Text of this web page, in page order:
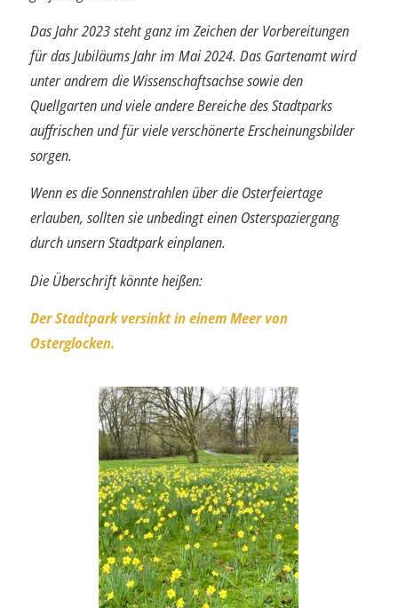
Das Jahr 2023 steht ganz im Zeichen der Vorbereitungen
für das Jubiläums Jahr im Mai 2024. Das Gartenamt wird
unter andrem die Wissenschaftsachse sowie den
Quellgarten und viele andere Bereiche des Stadtparks
auffrischen und für viele verschönerte Erscheinungsbilder
sorgen.
Wenn es die Sonnenstrahlen über die Osterfeiertage
erlauben, sollten sie unbedingt einen Osterspaziergang
durch unsern Stadtpark einplanen.
Die Überschrift könnte heißen:
Der Stadtpark versinkt in einem Meer von
Osterglocken.